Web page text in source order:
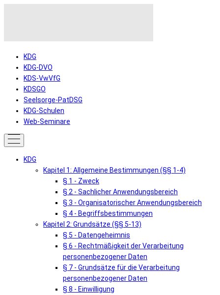
KDG
KDG-DVO
KDS-VwVfG
KDSGO
Seelsorge-PatDSG
KDG-Schulen
Web-Seminare
KDG
Kapitel 1: Allgemeine Bestimmungen (§§ 1-4)
§ 1 - Zweck
§ 2 - Sachlicher Anwendungsbereich
§ 3 - Organisatorischer Anwendungsbereich
§ 4 - Begriffsbestimmungen
Kapitel 2: Grundsätze (§§ 5-13)
§ 5 - Datengeheimnis
§ 6 - Rechtmäßigkeit der Verarbeitung
personenbezogener Daten
§ 7 - Grundsätze für die Verarbeitung
personenbezogener Daten
§ 8 - Einwilligung